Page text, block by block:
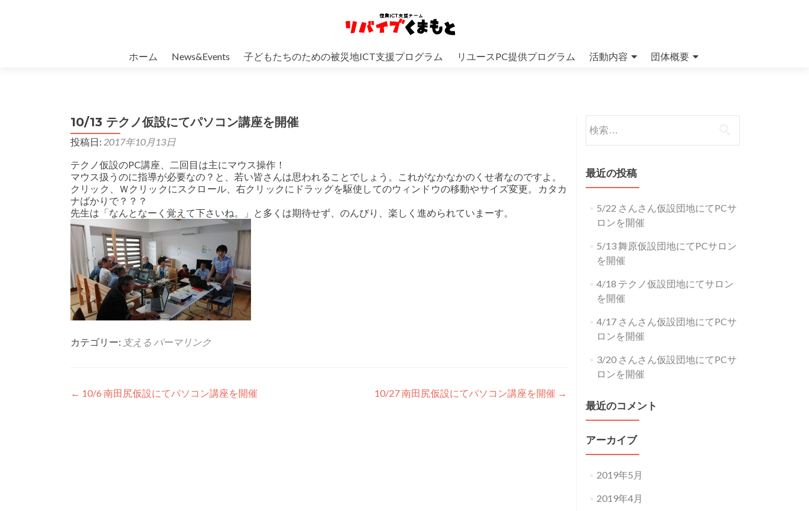
コンテンツへスキップ
ホーム News&Events 子どもたちのための被災地ICT支援プログラム リユースPC提供プログラム 活動内容 団体概要
10/13 テクノ仮設にてパソコン講座を開催
投稿日: 2017年10月13日
テクノ仮設のPC講座、二回目は主にマウス操作！
マウス扱うのに指導が必要なの？と、若い皆さんは思われることでしょう。これがなかなかのくせ者なのですよ。
クリック、Ｗクリックにスクロール、右クリックにドラッグを駆使してのウィンドウの移動やサイズ変更。カタカ
ナばかりで？？？
先生は「なんとなーく覚えて下さいね。」と多くは期待せず、のんびり、楽しく進められていまーす。
カテゴリー: 支える パーマリンク
投稿ナビゲーション
← 10/6 南田尻仮設にてパソコン講座を開催 10/27 南田尻仮設にてパソコン講座を開催 →
検索:
最近の投稿
5/22 さんさん仮設団地にてPCサ
ロンを開催
5/13 舞原仮設団地にてPCサロン
を開催
4/18 テクノ仮設団地にてサロン
を開催
4/17 さんさん仮設団地にてPCサ
ロンを開催
3/20 さんさん仮設団地にてPCサ
ロンを開催
最近のコメント
アーカイブ
2019年5月
2019年4月